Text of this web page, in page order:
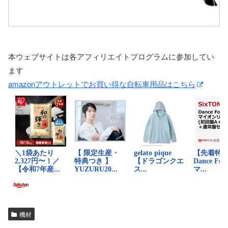
本ウェブサイトは各アフィリエイトプログラムに参加してい
ます
amazonアウトレットでお買い得な自転車用品はこちら
機材